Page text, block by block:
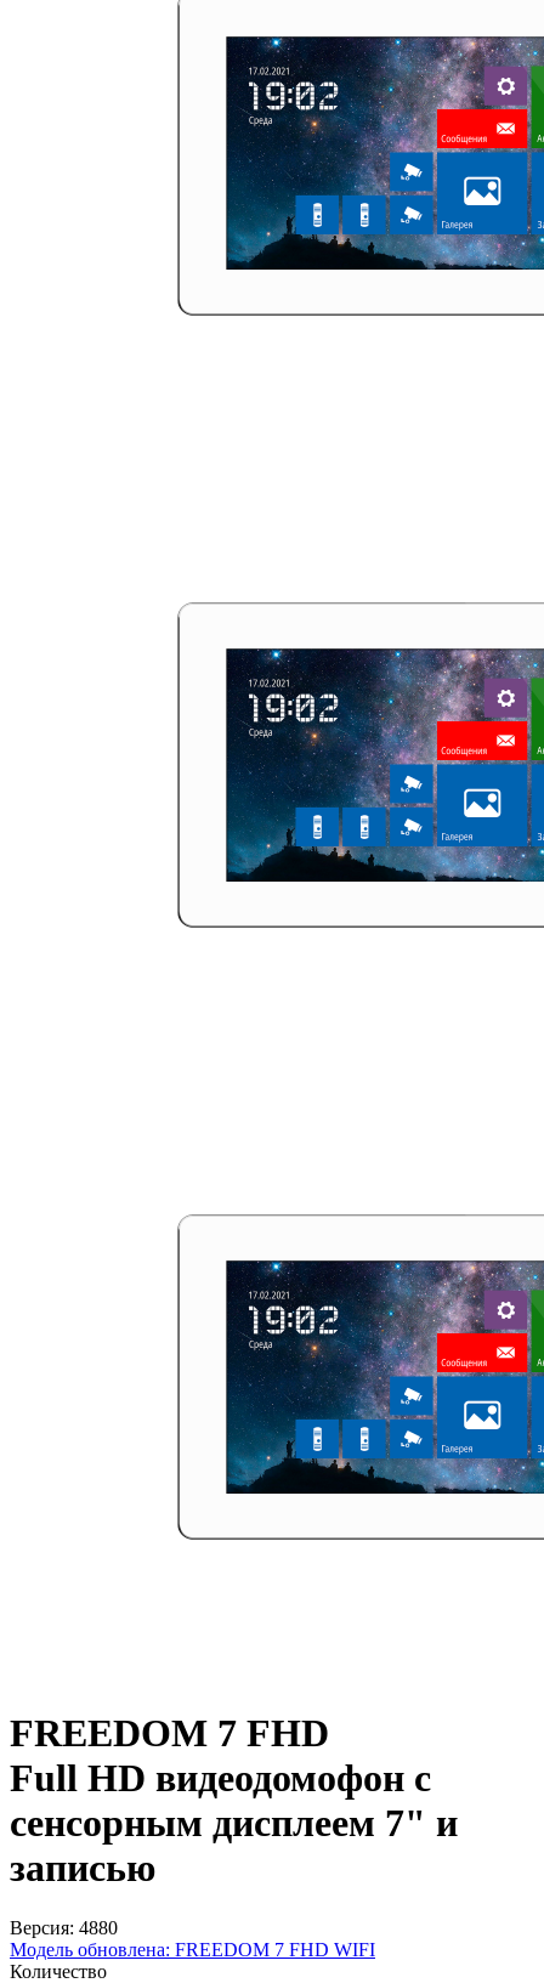
FREEDOM 7 FHD
Full HD видеодомофон с
сенсорным дисплеем 7" и
записью
Версия: 4880
Модель обновлена: FREEDOM 7 FHD WIFI
Количество